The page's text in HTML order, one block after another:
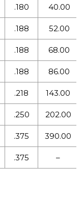
.180 40.00
.188 52.00
.188 68.00
.188 86.00
.218 143.00
.250 202.00
.375 390.00
.375
–